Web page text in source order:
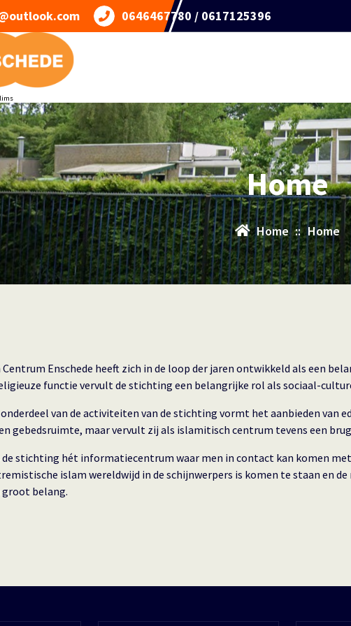
0646467780 / 0617125396
Home
Home :: Home
Enschede heeft zich in de loop der jaren ontwikkeld als een
functie vervult de stichting een belangrijke rol als sociaal-
van de activiteiten van de stichting vormt het aanbieden van
gebedsruimte, maar vervult zij als islamitisch centrum tevens een
stichting hét informatiecentrum waar men in contact kan komen
islam wereldwijd in de schijnwerpers is komen te staan en
groot belang.